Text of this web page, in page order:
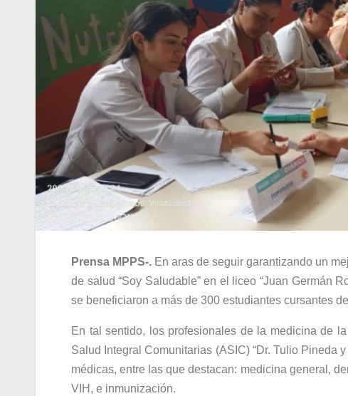
Prensa MPPS-. En aras de seguir garantizando un
de salud “Soy Saludable” en el liceo “Juan Germán
se beneficiaron a más de 300 estudiantes cursantes
En tal sentido, los profesionales de la medicina de
Salud Integral Comunitarias (ASIC) “Dr. Tulio Pineda
médicas, entre las que destacan: medicina general,
VIH, e inmunización.